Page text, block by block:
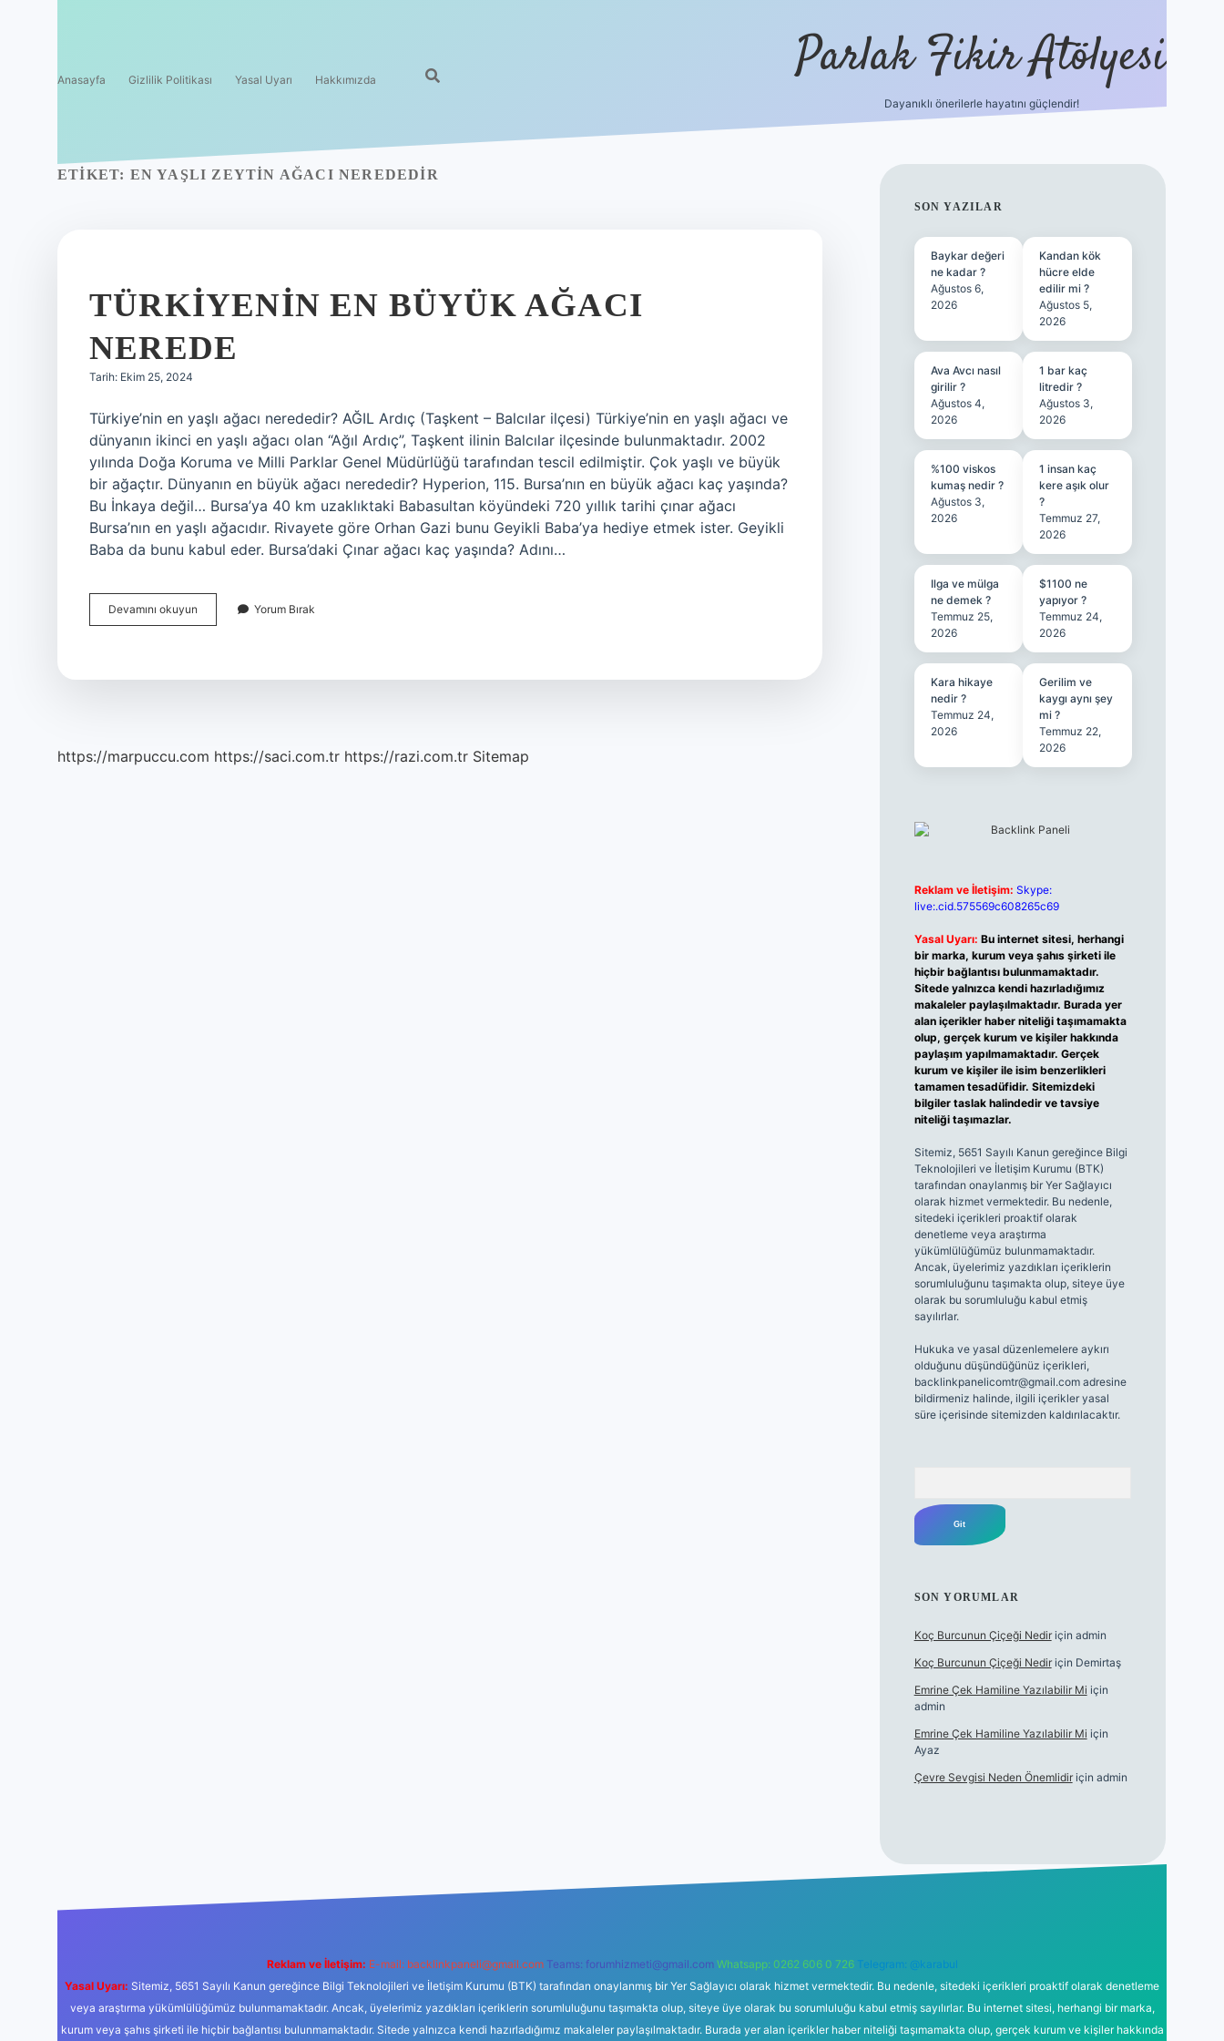
Anasayfa Gizlilik Politikası Yasal Uyarı Hakkımızda Parlak Fikir Atölyesi
Dayanıklı önerilerle hayatını güçlendir!
ETIKET: EN YAŞLI ZEYTIN AĞACI NEREDEDIR
TÜRKIYENIN EN BÜYÜK AĞACI
NEREDE
Tarih: Ekim 25, 2024
Türkiye’nin en yaşlı ağacı nerededir? AĞIL Ardıç (Taşkent – ​​​​Balcılar ilçesi) Türkiye’nin en yaşlı ağacı ve
dünyanın ikinci en yaşlı ağacı olan “Ağıl Ardıç”, Taşkent ilinin Balcılar ilçesinde bulunmaktadır. 2002
yılında Doğa Koruma ve Milli Parklar Genel Müdürlüğü tarafından tescil edilmiştir. Çok yaşlı ve büyük
bir ağaçtır. Dünyanın en büyük ağacı nerededir? Hyperion, 115. Bursa’nın en büyük ağacı kaç yaşında?
Bu İnkaya değil… Bursa’ya 40 km uzaklıktaki Babasultan köyündeki 720 yıllık tarihi çınar ağacı
Bursa’nın en yaşlı ağacıdır. Rivayete göre Orhan Gazi bunu Geyikli Baba’ya hediye etmek ister. Geyikli
Baba da bunu kabul eder. Bursa’daki Çınar ağacı kaç yaşında? Adını…
Devamını okuyun Türkiyenin
En
Yorum Bırak
https://marpuccu.com https://saci.com.tr https://razi.com.tr Sitemap
SIDEBAR
SON YAZILAR
Baykar değeri
ne kadar ?
Ağustos 6,
2026
Kandan kök
hücre elde
edilir mi ?
Ağustos 5,
2026
Ava Avcı nasıl
girilir ?
Ağustos 4,
2026
1 bar kaç
litredir ?
Ağustos 3,
2026
%100 viskos
kumaş nedir ?
Ağustos 3,
2026
1 insan kaç
kere aşık olur
?
Temmuz 27,
2026
Ilga ve mülga
ne demek ?
Temmuz 25,
2026
$1100 ne
yapıyor ?
Temmuz 24,
2026
Kara hikaye
nedir ?
Temmuz 24,
2026
Gerilim ve
kaygı aynı şey
mi ?
Temmuz 22,
2026
Reklam ve İletişim: Skype:
live:.cid.575569c608265c69
Yasal Uyarı: Bu internet sitesi, herhangi
bir marka, kurum veya şahıs şirketi ile
hiçbir bağlantısı bulunmamaktadır.
Sitede yalnızca kendi hazırladığımız
makaleler paylaşılmaktadır. Burada yer
alan içerikler haber niteliği taşımamakta
olup, gerçek kurum ve kişiler hakkında
paylaşım yapılmamaktadır. Gerçek
kurum ve kişiler ile isim benzerlikleri
tamamen tesadüfidir. Sitemizdeki
bilgiler taslak halindedir ve tavsiye
niteliği taşımazlar.
Sitemiz, 5651 Sayılı Kanun gereğince Bilgi
Teknolojileri ve İletişim Kurumu (BTK)
tarafından onaylanmış bir Yer Sağlayıcı
olarak hizmet vermektedir. Bu nedenle,
sitedeki içerikleri proaktif olarak
denetleme veya araştırma
yükümlülüğümüz bulunmamaktadır.
Ancak, üyelerimiz yazdıkları içeriklerin
sorumluluğunu taşımakta olup, siteye üye
olarak bu sorumluluğu kabul etmiş
sayılırlar.
Hukuka ve yasal düzenlemelere aykırı
olduğunu düşündüğünüz içerikleri,
backlinkpanelicomtr@gmail.comadresine
bildirmeniz halinde, ilgili içerikler yasal
süre içerisinde sitemizden kaldırılacaktır.
SON YORUMLAR
Koç Burcunun Çiçeği Nediriçin admin
Koç Burcunun Çiçeği Nediriçin Demirtaş
Emrine Çek Hamiline Yazılabilir Mi için
admin
Emrine Çek Hamiline Yazılabilir Mi için
Ayaz
Çevre Sevgisi Neden Önemlidiriçin admin
ilbet casino
Reklam ve İletişim: E-mail: backlinkpaneli@gmail.com Teams: forumhizmeti@gmail.com Whatsapp: 0262 606 0 726 Telegram: @karabul
Yasal Uyarı: Sitemiz, 5651 Sayılı Kanun gereğince Bilgi Teknolojileri ve İletişim Kurumu (BTK) tarafından onaylanmış bir Yer Sağlayıcı olarak hizmet vermektedir. Bu nedenle, sitedeki içerikleri proaktif olarak denetleme
veya araştırma yükümlülüğümüz bulunmamaktadır. Ancak, üyelerimiz yazdıkları içeriklerin sorumluluğunu taşımakta olup, siteye üye olarak bu sorumluluğu kabul etmiş sayılırlar. Bu internet sitesi, herhangi bir marka,
kurum veya şahıs şirketi ile hiçbir bağlantısı bulunmamaktadır. Sitede yalnızca kendi hazırladığımız makaleler paylaşılmaktadır. Burada yer alan içerikler haber niteliği taşımamakta olup, gerçek kurum ve kişiler hakkında